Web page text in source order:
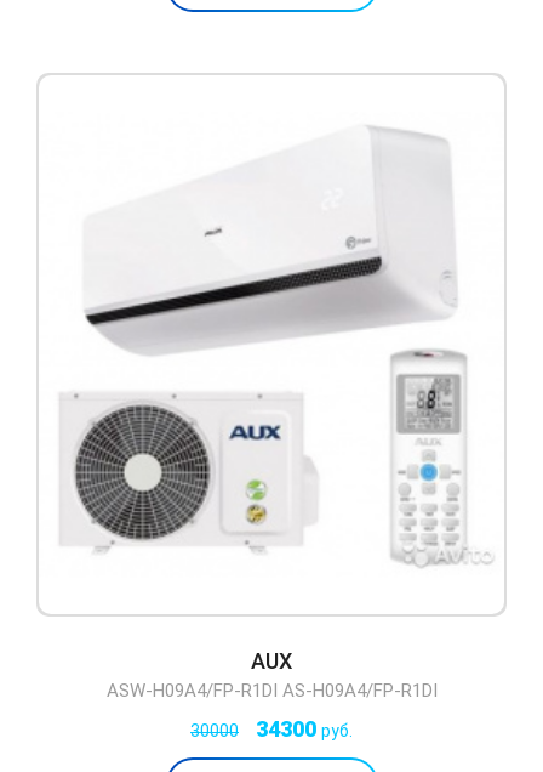
AUX
ASW-H09A4/FP-R1DI AS-H09A4/FP-R1DI
30000 34300 руб.